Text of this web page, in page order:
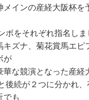
メインの産経大阪杯
ボをそれぞれ指名しま
キズナ、菊花賞馬エ
が
な競演となった産経
後続が２つに分かれ
でも